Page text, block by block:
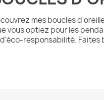
mes boucles
vous optiez pour les
responsabilité. Faites